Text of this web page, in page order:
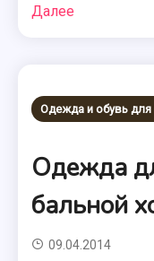
Далее
Одежда и обувь для
Одежда
бальной
09.04.2014